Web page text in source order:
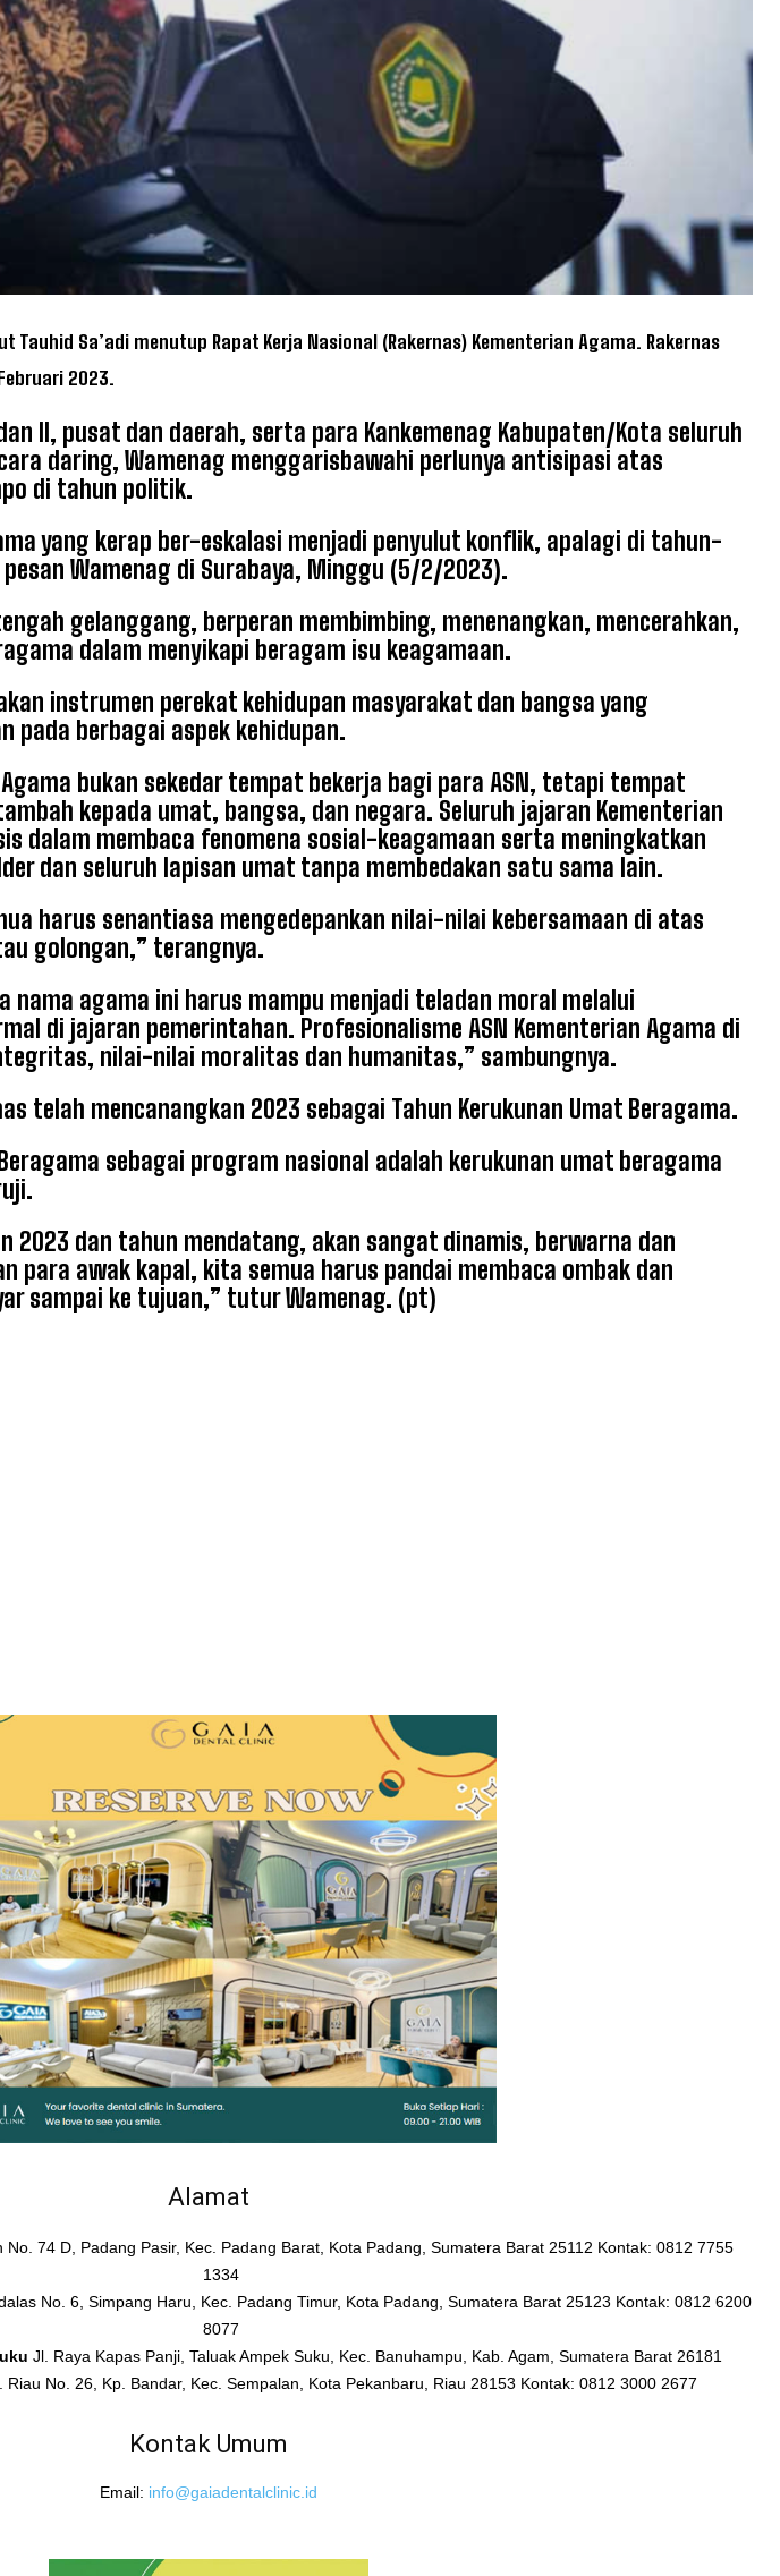
Tauhid Sa’adi menutup Rapat Kerja Nasional (Rakernas) Kementerian Agama. Rakernas
2023.
II, pusat dan daerah, serta para Kankemenag Kabupaten/Kota seluruh
daring, Wamenag menggarisbawahi perlunya antisipasi atas
di tahun politik.
yang kerap ber-eskalasi menjadi penyulut konflik, apalagi di tahun-
Wamenag di Surabaya, Minggu (5/2/2023).
gelanggang, berperan membimbing, menenangkan, mencerahkan,
dalam menyikapi beragam isu keagamaan.
instrumen perekat kehidupan masyarakat dan bangsa yang
pada berbagai aspek kehidupan.
bukan sekedar tempat bekerja bagi para ASN, tetapi tempat
kepada umat, bangsa, dan negara. Seluruh jajaran Kementerian
dalam membaca fenomena sosial-keagamaan serta meningkatkan
dan seluruh lapisan umat tanpa membedakan satu sama lain.
harus senantiasa mengedepankan nilai-nilai kebersamaan di atas
golongan,” terangnya.
nama agama ini harus mampu menjadi teladan moral melalui
di jajaran pemerintahan. Profesionalisme ASN Kementerian Agama di
nilai-nilai moralitas dan humanitas,” sambungnya.
telah mencanangkan 2023 sebagai Tahun Kerukunan Umat Beragama.
sebagai program nasional adalah kerukunan umat beragama
2023 dan tahun mendatang, akan sangat dinamis, berwarna dan
para awak kapal, kita semua harus pandai membaca ombak dan
sampai ke tujuan,” tutur Wamenag. (pt)
Alamat
No. 74 D, Padang Pasir, Kec. Padang Barat, Kota Padang, Sumatera Barat 25112 Kontak: 0812 7755
1334
No. 6, Simpang Haru, Kec. Padang Timur, Kota Padang, Sumatera Barat 25123 Kontak: 0812 6200
8077
Jl. Raya Kapas Panji, Taluak Ampek Suku, Kec. Banuhampu, Kab. Agam, Sumatera Barat 26181
Riau No. 26, Kp. Bandar, Kec. Sempalan, Kota Pekanbaru, Riau 28153 Kontak: 0812 3000 2677
Kontak Umum
Email: info@gaiadentalclinic.id